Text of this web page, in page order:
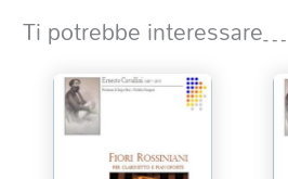
Ti potrebbe interessare…